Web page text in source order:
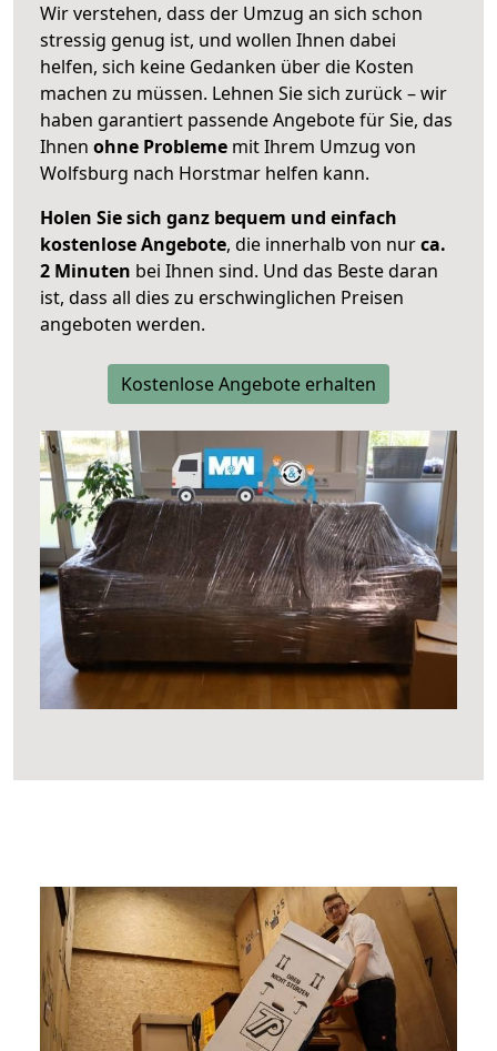
Wir verstehen, dass der Umzug an sich schon
stressig genug ist, und wollen Ihnen dabei
helfen, sich keine Gedanken über die Kosten
machen zu müssen. Lehnen Sie sich zurück – wir
haben garantiert passende Angebote für Sie, das
Ihnen ohne Probleme mit Ihrem Umzug von
Wolfsburg nach Horstmar helfen kann.
Holen Sie sich ganz bequem und einfach
kostenlose Angebote, die innerhalb von nurca.
2 Minuten bei Ihnen sind. Und das Beste daran
ist, dass all dies zu erschwinglichen Preisen
angeboten werden.
Kostenlose Angebote erhalten